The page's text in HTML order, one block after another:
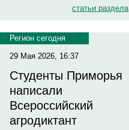
статьи раздела
Регион сегодня
29 Мая 2026, 16:37
Студенты Приморья
написали
Всероссийский
агродиктант